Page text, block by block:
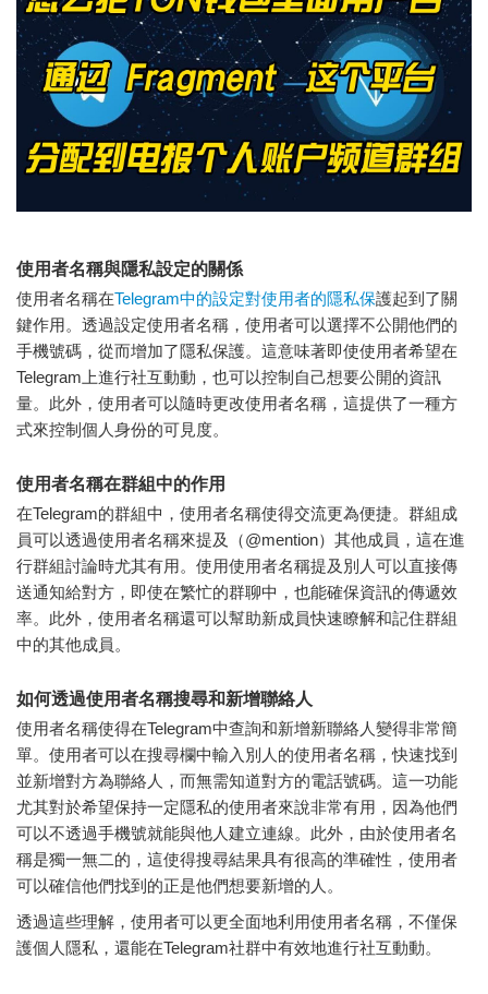
使用者名稱與隱私設定的關係
使用者名稱在Telegram中的設定對使用者的隱私保護起到了關
鍵作用。透過設定使用者名稱，使用者可以選擇不公開他們的
手機號碼，從而增加了隱私保護。這意味著即使使用者希望在
Telegram上進行社互動動，也可以控制自己想要公開的資訊
量。此外，使用者可以隨時更改使用者名稱，這提供了一種方
式來控制個人身份的可見度。
使用者名稱在群組中的作用
在Telegram的群組中，使用者名稱使得交流更為便捷。群組成
員可以透過使用者名稱來提及（@mention）其他成員，這在進
行群組討論時尤其有用。使用使用者名稱提及別人可以直接傳
送通知給對方，即使在繁忙的群聊中，也能確保資訊的傳遞效
率。此外，使用者名稱還可以幫助新成員快速瞭解和記住群組
中的其他成員。
如何透過使用者名稱搜尋和新增聯絡人
使用者名稱使得在Telegram中查詢和新增新聯絡人變得非常簡
單。使用者可以在搜尋欄中輸入別人的使用者名稱，快速找到
並新增對方為聯絡人，而無需知道對方的電話號碼。這一功能
尤其對於希望保持一定隱私的使用者來說非常有用，因為他們
可以不透過手機號就能與他人建立連線。此外，由於使用者名
稱是獨一無二的，這使得搜尋結果具有很高的準確性，使用者
可以確信他們找到的正是他們想要新增的人。
透過這些理解，使用者可以更全面地利用使用者名稱，不僅保
護個人隱私，還能在Telegram社群中有效地進行社互動動。